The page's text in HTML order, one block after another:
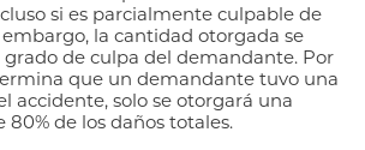
si es parcialmente culpable de
la cantidad otorgada se
de culpa del demandante. Por
que un demandante tuvo una
accidente, solo se otorgará una
de los daños totales.